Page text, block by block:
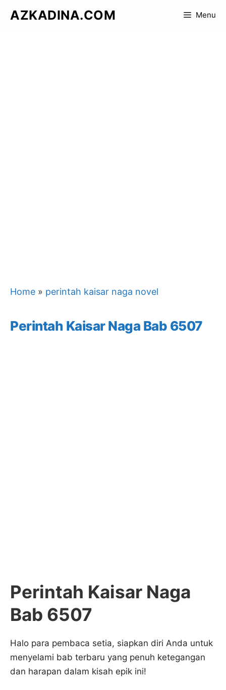
AZKADINA.COM Menu
Home » perintah kaisar naga novel
Perintah Kaisar Naga Bab 6507
Perintah Kaisar Naga
Bab 6507
Halo para pembaca setia, siapkan diri Anda untuk
menyelami bab terbaru yang penuh ketegangan
dan harapan dalam kisah epik ini!